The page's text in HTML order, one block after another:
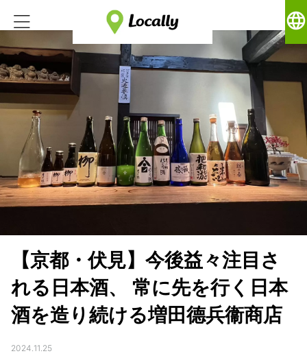
language
【京都・伏見】今後益々注目さ
れる日本酒、 常に先を行く日本
酒を造り続ける増田德兵衞商店
2024.11.25